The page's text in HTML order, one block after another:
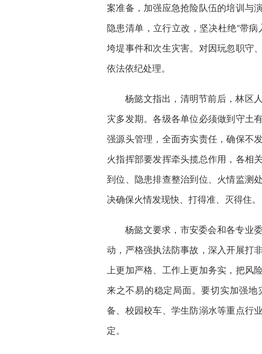
案准备，加强应急抢险队伍的培训与
隐患清单，立行立改，坚决杜绝“带
垮堤事件和次生灾害。对因玩忽职守
依法依纪处理。
杨懿文指出，清明节前后，林区
灾多发期。各级各单位必须做到守土
强源头管理，全面夯实责任，确保不
火指挥部要发挥牵头揽总作用，各相
到位、隐患排查整治到位、火情监测
决确保火情发现快、打得准、灭得住。
杨懿文要求，市安委会和各专业
动，严格强执法防事故，深入开展打
上更加严格、工作上更加务实，把
来之不易的稳定局面。要切实加强
备、校园校车、学生防溺水等重点行
定。